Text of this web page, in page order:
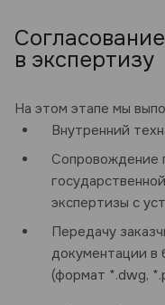
в экспертизу
На этом этапе мы
Внутренний
Сопровождение
экспертизы с
Передачу
документации в
(формат *.dwg,